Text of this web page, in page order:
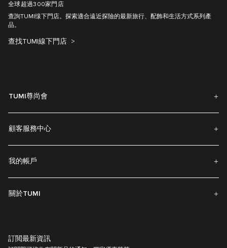
全球超過300家門店
查詢TUMI缐下門店。探索適合遠近探險的最新旅行、配飾和生活方式系列產
品。
查找TUMI線下門店
TUMI尊尚會
顧客服務中心
我的帳戶
關於TUMI
訂閲最新資訊